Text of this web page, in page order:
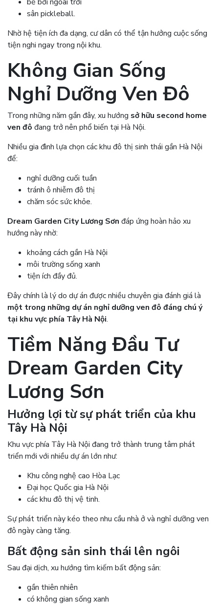
sân pickleball.
Nhờ hệ tiện ích đa dạng, cư dân có thể tận hưởng cuộc sống
tiện nghi ngay trong nội khu.
Không Gian Sống
Nghỉ Dưỡng Ven Đô
Trong những năm gần đây, xu hướng sở hữu second home
ven đô đang trở nên phổ biến tại Hà Nội.
Nhiều gia đình lựa chọn các khu đô thị sinh thái gần Hà Nội
để:
nghỉ dưỡng cuối tuần
tránh ô nhiễm đô thị
chăm sóc sức khỏe.
Dream Garden City Lương Sơn đáp ứng hoàn hảo xu
hướng này nhờ:
khoảng cách gần Hà Nội
môi trường sống xanh
tiện ích đầy đủ.
Đây chính là lý do dự án được nhiều chuyên gia đánh giá là
một trong những dự án nghỉ dưỡng ven đô đáng chú ý
tại khu vực phía Tây Hà Nội.
Tiềm Năng Đầu Tư
Dream Garden City
Lương Sơn
Hưởng lợi từ sự phát triển của khu
Tây Hà Nội
Khu vực phía Tây Hà Nội đang trở thành trung tâm phát
triển mới với nhiều dự án lớn như:
Khu công nghệ cao Hòa Lạc
Đại học Quốc gia Hà Nội
các khu đô thị vệ tinh.
Sự phát triển này kéo theo nhu cầu nhà ở và nghỉ dưỡng ven
đô ngày càng tăng.
Bất động sản sinh thái lên ngôi
Sau đại dịch, xu hướng tìm kiếm bất động sản:
gần thiên nhiên
có không gian sống xanh